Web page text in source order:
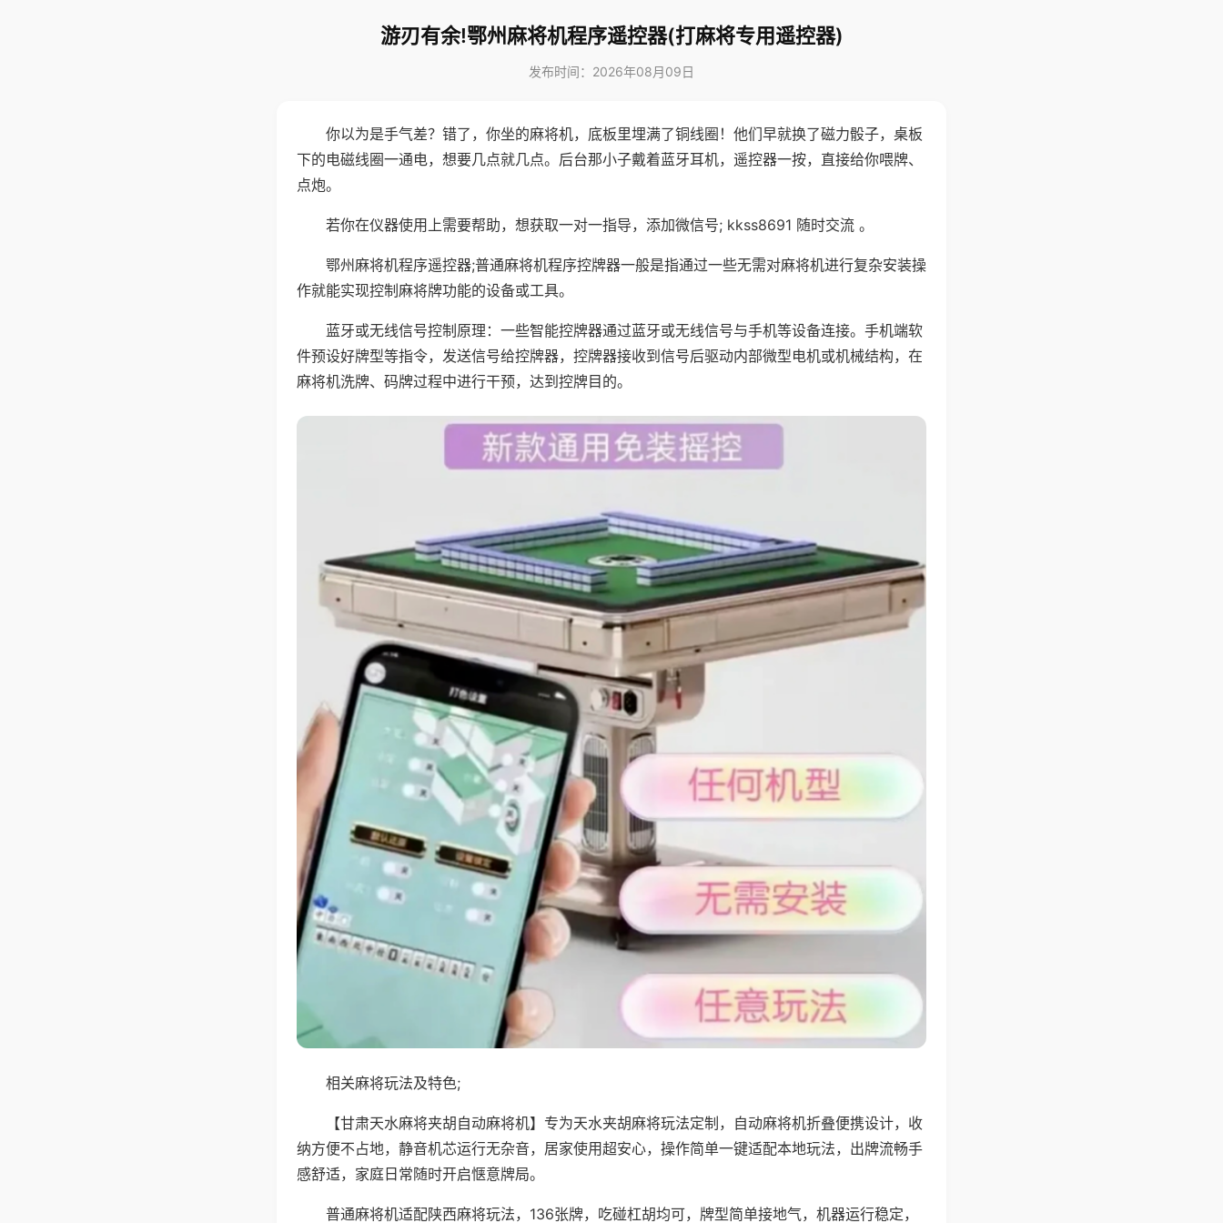
游刃有余!鄂州麻将机程序遥控器(打麻将专用遥控器)
发布时间：2026年08月09日
你以为是手气差？错了，你坐的麻将机，底板里埋满了铜线圈！他们早就换了磁力骰子，桌板
下的电磁线圈一通电，想要几点就几点。后台那小子戴着蓝牙耳机，遥控器一按，直接给你喂牌、
点炮。
若你在仪器使用上需要帮助，想获取一对一指导，添加微信号; kkss8691 随时交流 。
鄂州麻将机程序遥控器;普通麻将机程序控牌器一般是指通过一些无需对麻将机进行复杂安装操
作就能实现控制麻将牌功能的设备或工具。
蓝牙或无线信号控制原理：一些智能控牌器通过蓝牙或无线信号与手机等设备连接。手机端软
件预设好牌型等指令，发送信号给控牌器，控牌器接收到信号后驱动内部微型电机或机械结构，在
麻将机洗牌、码牌过程中进行干预，达到控牌目的。
相关麻将玩法及特色;
【甘肃天水麻将夹胡自动麻将机】专为天水夹胡麻将玩法定制，自动麻将机折叠便携设计，收
纳方便不占地，静音机芯运行无杂音，居家使用超安心，操作简单一键适配本地玩法，出牌流畅手
感舒适，家庭日常随时开启惬意牌局。
普通麻将机适配陕西麻将玩法，136张牌，吃碰杠胡均可，牌型简单接地气，机器运行稳定，